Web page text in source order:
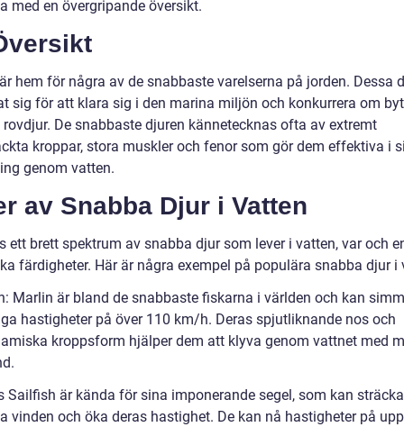
med en övergripande översikt.
hem för några av de snabbaste varelserna på jorden. Dessa
sig för att klara sig i den marina miljön och konkurrera om
De snabbaste djuren kännetecknas ofta av extremt
kroppar, stora muskler och fenor som gör dem effektiva i
genom vatten.
av Snabba Djur i Vatten
ett brett spektrum av snabba djur som lever i vatten, var och
färdigheter. Här är några exempel på populära snabba djur i
Marlin är bland de snabbaste fiskarna i världen och kan
hastigheter på över 110 km/h. Deras spjutliknande nos och
kroppsform hjälper dem att klyva genom vattnet med
Sailfish är kända för sina imponerande segel, som kan
vinden och öka deras hastighet. De kan nå hastigheter på